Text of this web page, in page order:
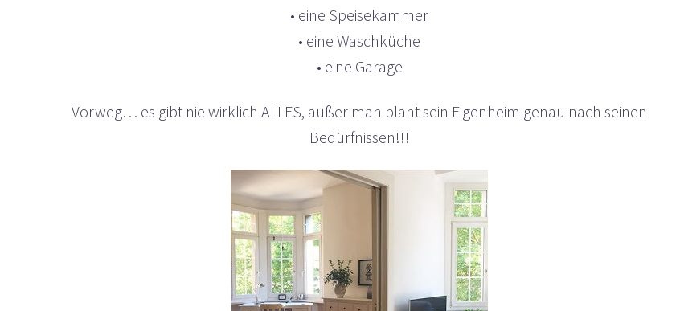
• eine Speisekammer
• eine Waschküche
• eine Garage
Vorweg… es gibt nie wirklich ALLES, außer man plant sein Eigenheim genau nach seinen
Bedürfnissen!!!